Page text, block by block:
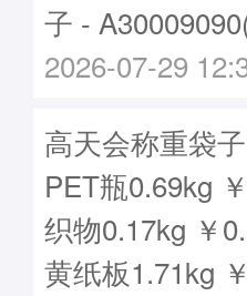
子 -
2026-07-29
高天会称重袋
PET瓶0.69kg
织物0.17kg ￥
黄纸板1.71kg